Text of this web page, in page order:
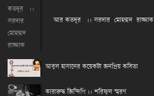
আর কতদূর ।। সরদার মোহম্মদ রাজ্জাক
আবুল হাসানের কয়েকটা জনপ্রিয় কবিতা
কারারুদ্ধ জিন্দিগি ।। শরিফুল স্মরণ